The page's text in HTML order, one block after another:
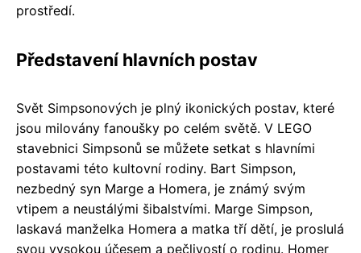
prostředí.
Představení hlavních postav
Svět Simpsonových je plný ikonických postav, které
jsou milovány fanoušky po celém světě. V LEGO
stavebnici Simpsonů se můžete setkat s hlavními
postavami této kultovní rodiny. Bart Simpson,
nezbedný syn Marge a Homera, je známý svým
vtipem a neustálými šibalstvími. Marge Simpson,
laskavá manželka Homera a matka tří dětí, je proslulá
svou vysokou účesem a pečlivostí o rodinu. Homer